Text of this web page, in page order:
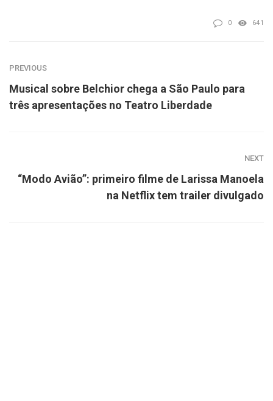
0 641
PREVIOUS
Musical sobre Belchior chega a São Paulo para
três apresentações no Teatro Liberdade
NEXT
“Modo Avião”: primeiro filme de Larissa Manoela
na Netflix tem trailer divulgado